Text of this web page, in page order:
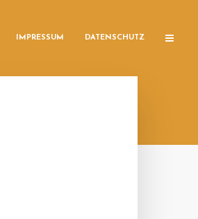
IMPRESSUM DATENSCHUTZ